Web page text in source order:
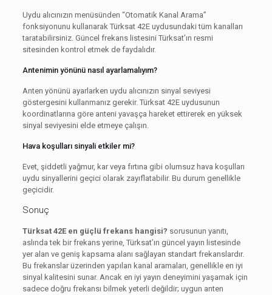
Uydu alıcınızın menüsünden “Otomatik Kanal Arama”
fonksiyonunu kullanarak Türksat 42E uydusundaki tüm kanalları
taratabilirsiniz. Güncel frekans listesini Türksat’ın resmi
sitesinden kontrol etmek de faydalıdır.
Antenimin yönünü nasıl ayarlamalıyım?
Anten yönünü ayarlarken uydu alıcınızın sinyal seviyesi
göstergesini kullanmanız gerekir. Türksat 42E uydusunun
koordinatlarına göre anteni yavaşça hareket ettirerek en yüksek
sinyal seviyesini elde etmeye çalışın.
Hava koşulları sinyali etkiler mi?
Evet, şiddetli yağmur, kar veya fırtına gibi olumsuz hava koşulları
uydu sinyallerini geçici olarak zayıflatabilir. Bu durum genellikle
geçicidir.
Sonuç
Türksat 42E en güçlü frekans hangisi? sorusunun yanıtı,
aslında tek bir frekans yerine, Türksat’ın güncel yayın listesinde
yer alan ve geniş kapsama alanı sağlayan standart frekanslardır.
Bu frekanslar üzerinden yapılan kanal aramaları, genellikle en iyi
sinyal kalitesini sunar. Ancak en iyi yayın deneyimini yaşamak için
sadece doğru frekansı bilmek yeterli değildir; uygun anten